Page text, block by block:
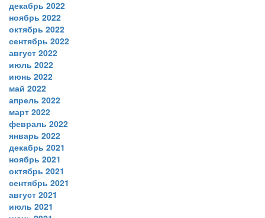
декабрь 2022
ноябрь 2022
октябрь 2022
сентябрь 2022
август 2022
июль 2022
июнь 2022
май 2022
апрель 2022
март 2022
февраль 2022
январь 2022
декабрь 2021
ноябрь 2021
октябрь 2021
сентябрь 2021
август 2021
июль 2021